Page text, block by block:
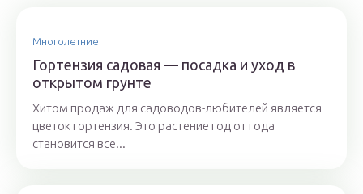
Многолетние
Гортензия садовая — посадка и уход в
открытом грунте
Хитом продаж для садоводов-любителей является
цветок гортензия. Это растение год от года
становится все...